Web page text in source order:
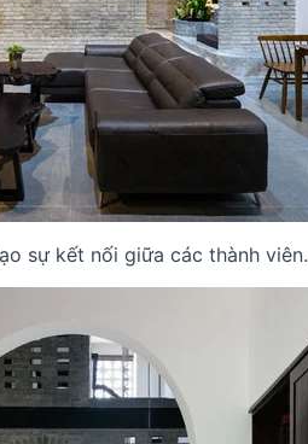
sự kết nối giữa các thành viên.